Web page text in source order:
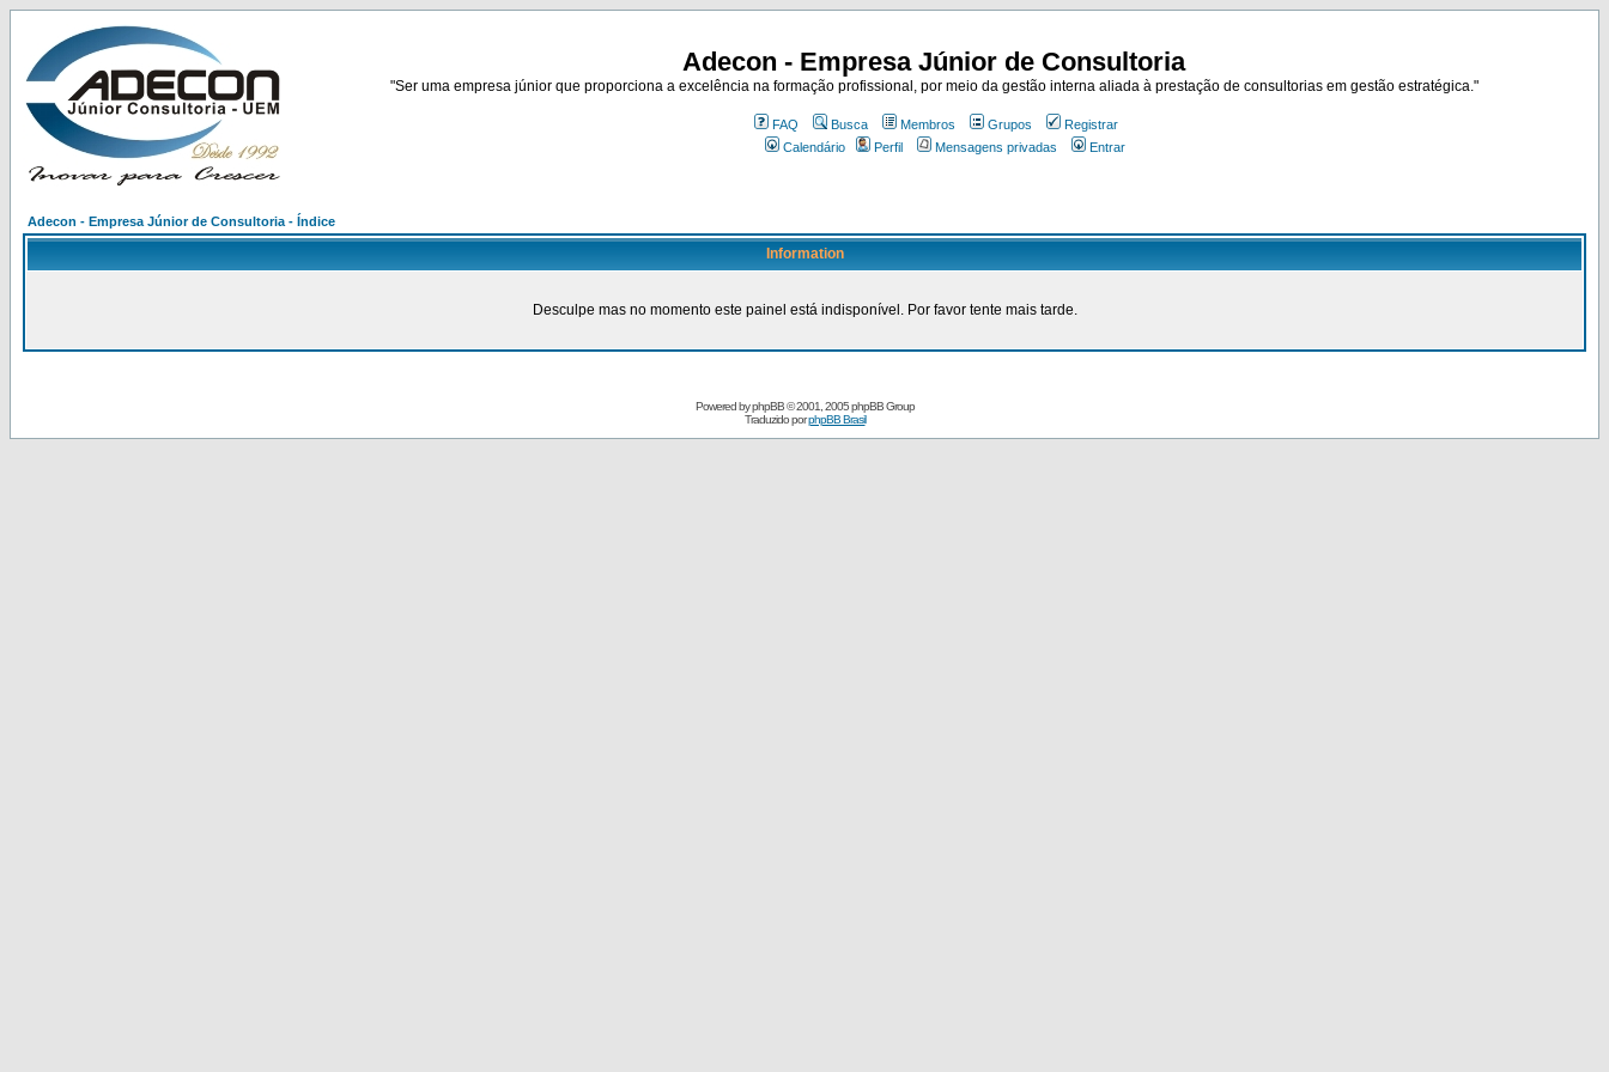
Adecon - Empresa Júnior de Consultoria
"Ser uma empresa júnior que proporciona a excelência na formação profissional, por meio da gestão interna aliada à prestação de consultorias em gestão estratégica."
FAQ Busca Membros Grupos
Registrar
Calendário
Perfil Mensagens privadas Entrar
Adecon - Empresa Júnior de Consultoria - Índice
Information
Desculpe mas no momento este painel está indisponível. Por favor tente mais tarde.
Powered byphpBB© 2001, 2005 phpBB Group
Traduzido porphpBB Brasil